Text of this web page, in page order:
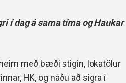
í dag á sama tíma og Haukar
með bæði stigin, lokatölur
HK, og náðu að sigra í